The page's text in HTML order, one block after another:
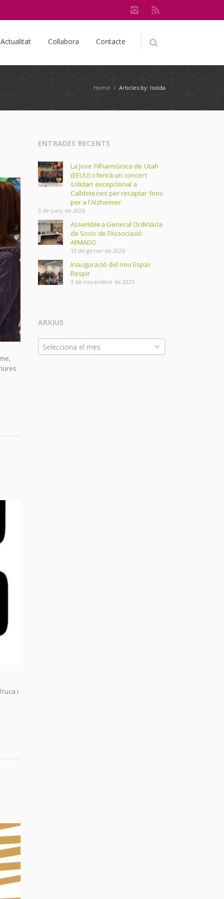
Actualitat Col·labora Contacte
Home / Articles by: Isolda
i
ENTRADES RECENTS
La Jove Filharmònica de Utah
(EEUU) oferirà un concert
solidari excepcional a
Calldetenes per recaptar fons
per a l’Alzheimer
3 de juny de 2026
Assemblea General Ordinària
de Socis de l’Associació
AFMADO
13 de gener de 2026
Inauguració del nou Espai
Respir
3 de novembre de 2025
ARXIUS
Arxius
Selecciona el mes